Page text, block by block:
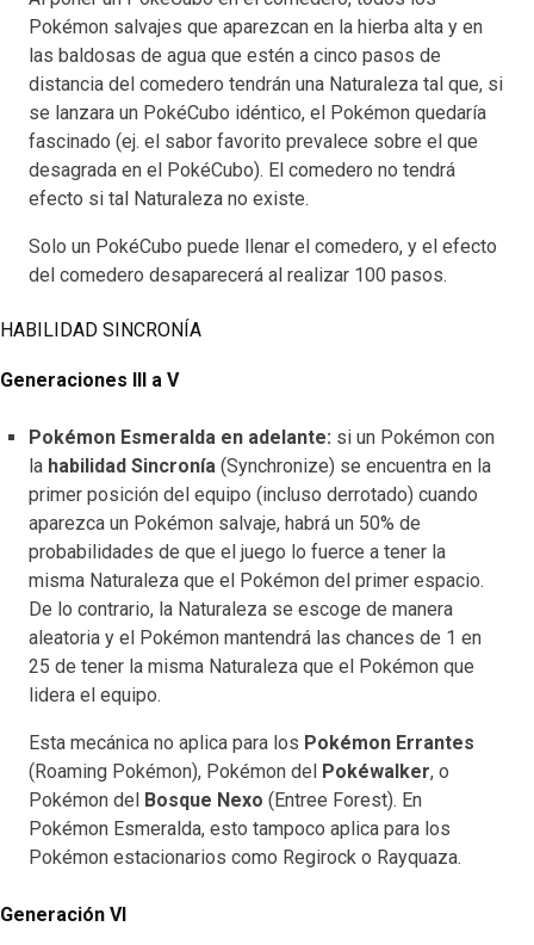
Pokémon salvajes que aparezcan en la hierba alta y en
las baldosas de agua que estén a cinco pasos de
distancia del comedero tendrán una Naturaleza tal que, si
se lanzara un PokéCubo idéntico, el Pokémon quedaría
fascinado (ej. el sabor favorito prevalece sobre el que
desagrada en el PokéCubo). El comedero no tendrá
efecto si tal Naturaleza no existe.
Solo un PokéCubo puede llenar el comedero, y el efecto
del comedero desaparecerá al realizar 100 pasos.
HABILIDAD SINCRONÍA
Generaciones III a V
Pokémon Esmeralda en adelante: si un Pokémon con
la habilidad Sincronía (Synchronize) se encuentra en la
primer posición del equipo (incluso derrotado) cuando
aparezca un Pokémon salvaje, habrá un 50% de
probabilidades de que el juego lo fuerce a tener la
misma Naturaleza que el Pokémon del primer espacio.
De lo contrario, la Naturaleza se escoge de manera
aleatoria y el Pokémon mantendrá las chances de 1 en
25 de tener la misma Naturaleza que el Pokémon que
lidera el equipo.
Esta mecánica no aplica para los Pokémon Errantes
(Roaming Pokémon), Pokémon del Pokéwalker, o
Pokémon del Bosque Nexo (Entree Forest). En
Pokémon Esmeralda, esto tampoco aplica para los
Pokémon estacionarios como Regirock o Rayquaza.
Generación VI